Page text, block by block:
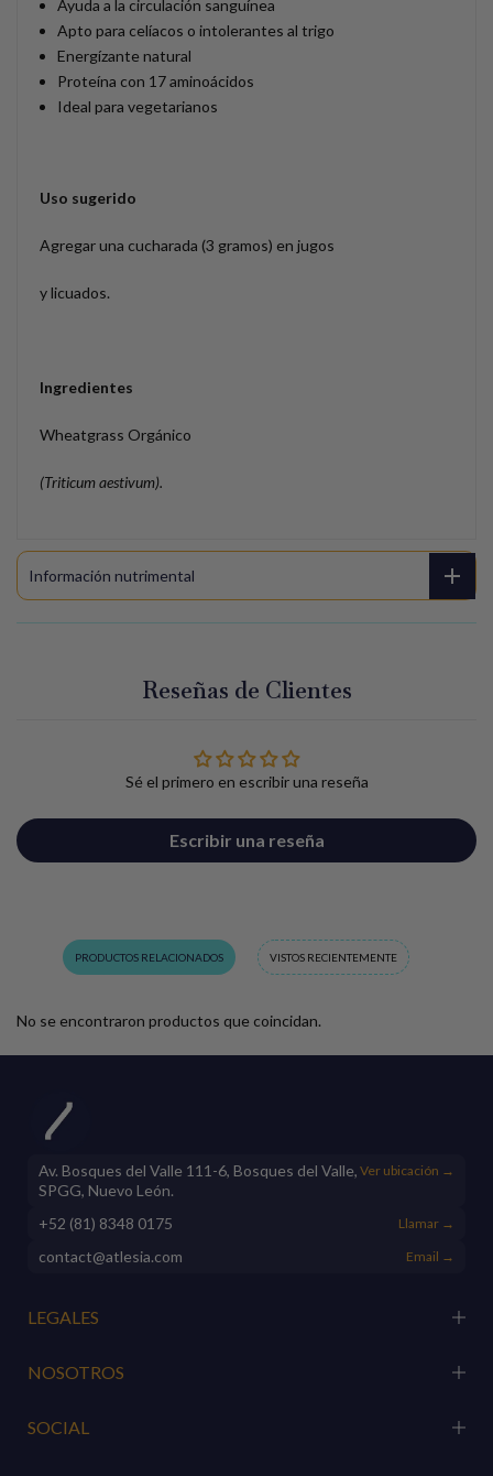
Ayuda a la circulación sanguínea
Apto para celíacos o intolerantes al trigo
Energízante natural
Proteína con 17 aminoácidos
Ideal para vegetarianos
Uso sugerido
Agregar una cucharada (3 gramos) en jugos
y licuados.
Ingredientes
Wheatgrass Orgánico
(Triticum aestivum).
Información nutrimental
Reseñas de Clientes
Sé el primero en escribir una reseña
Escribir una reseña
PRODUCTOS RELACIONADOS VISTOS RECIENTEMENTE
No se encontraron productos que coincidan.
Av. Bosques del Valle 111-6, Bosques del Valle,
SPGG, Nuevo León.
Ver ubicación →
+52 (81) 8348 0175 Llamar →
contact@atlesia.com Email →
LEGALES
NOSOTROS
SOCIAL